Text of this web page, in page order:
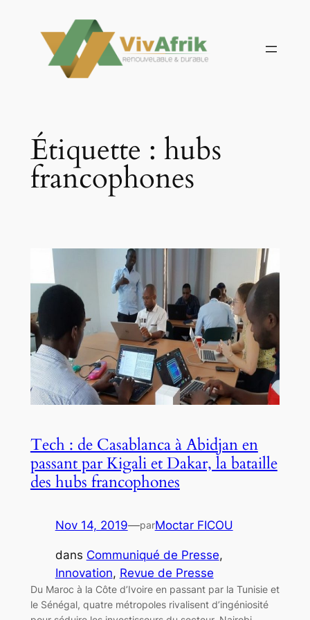
contenu
Étiquette : hubs
francophones
Tech : de Casablanca à Abidjan en
passant par Kigali et Dakar, la bataille
des hubs francophones
Nov 14, 2019—parMoctar FICOU
dans Communiqué de Presse
Innovation, Revue de Presse
Du Maroc à la Côte d’Ivoire en passant par la Tunisie et
le Sénégal, quatre métropoles rivalisent d’ingéniosité